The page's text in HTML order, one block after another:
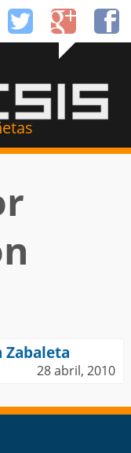
Zabaleta
28 abril, 2010